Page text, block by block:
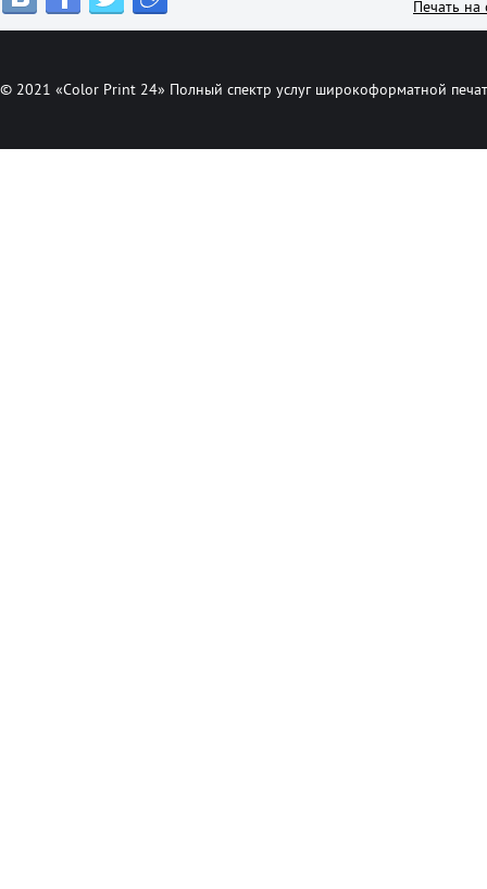
Печать на
© 2021 «Color Print 24» Полный спектр услуг широкоформатной